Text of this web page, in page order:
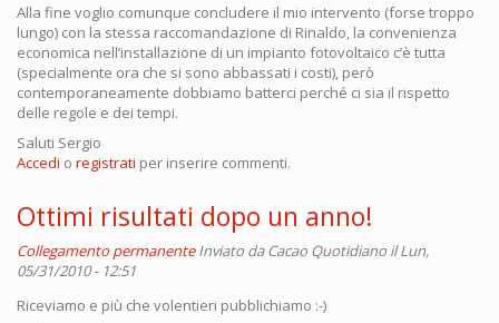
Alla fine voglio comunque concludere il mio intervento (forse troppo
lungo) con la stessa raccomandazione di Rinaldo, la convenienza
economica nell’installazione di un impianto fotovoltaico c’è tutta
(specialmente ora che si sono abbassati i costi), però
contemporaneamente dobbiamo batterci perché ci sia il rispetto
delle regole e dei tempi.
Saluti Sergio
Accedi o registrati per inserire commenti.
Ottimi risultati dopo un anno!
Collegamento permanente Inviato daCacao Quotidiano il Lun,
05/31/2010 - 12:51
Riceviamo e più che volentieri pubblichiamo :-)